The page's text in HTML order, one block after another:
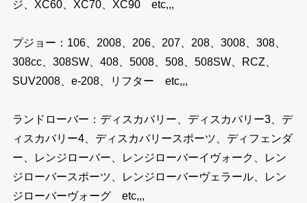
ジ、XC60、XC70、XC90 etc,,,
プジョー：106、2008、206、207、208、3008、308、
308cc、308SW、408、5008、508、508SW、RCZ、
SUV2008、e-208、リフター etc,,,
ランドローバー：ディスカバリー、ディスカバリー3、デ
ィスカバリー4、ディスカバリースポーツ、ディフェンダ
ー、レンジローバー、レンジローバーイヴォーク、レン
ジローバースポーツ、レンジローバーヴェラール、レン
ジローバーヴォーグ etc,,,